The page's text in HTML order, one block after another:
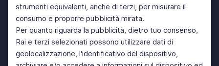
strumenti equivalenti, anche di terzi, per misurare il
consumo e proporre pubblicità mirata.
Per quanto riguarda la pubblicità, dietro tuo consenso,
Rai e terzi selezionati possono utilizzare dati di
geolocalizzazione, l'identificativo del dispositivo,